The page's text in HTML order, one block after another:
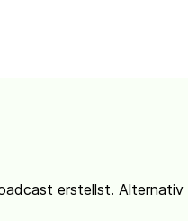
erstellst. Alternativ